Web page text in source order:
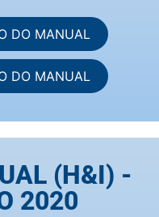
DO MANUAL
DO MANUAL
(H&I) -
2020